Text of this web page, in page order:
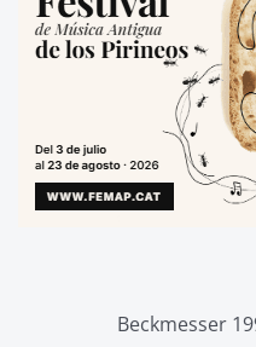
Beckmesser